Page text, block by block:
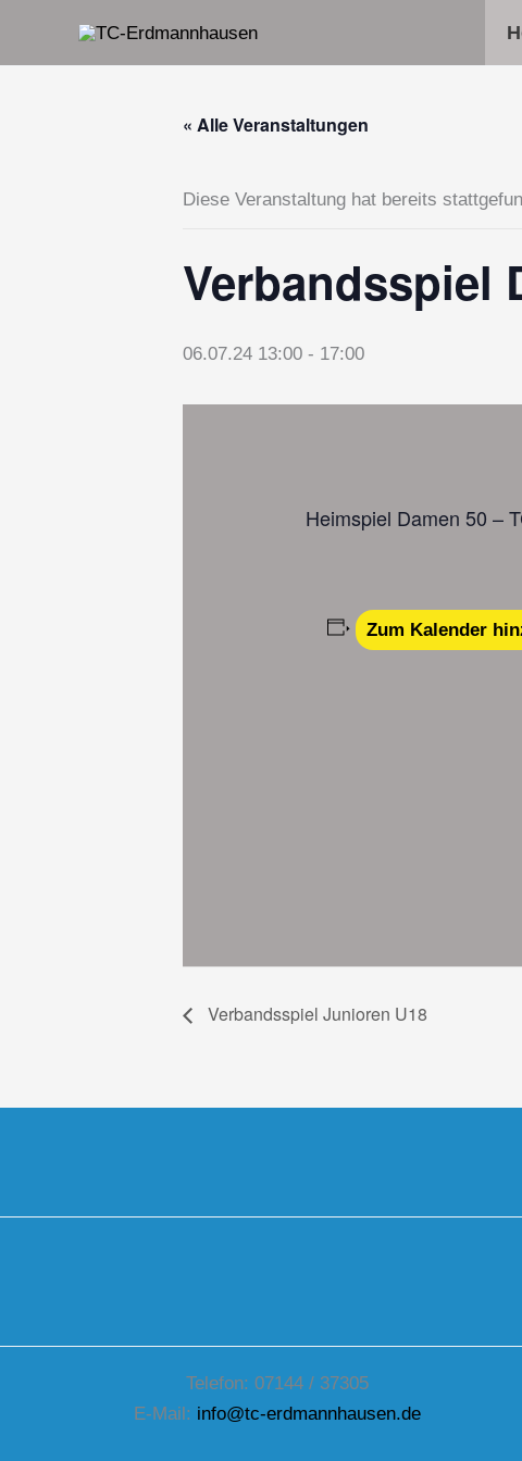
« Alle Veranstaltungen
Diese Veranstaltung hat bereits
Verbandsspiel
06.07.24 13:00 - 17:00
Heimspiel Damen 50 –
Zum Kalender
Verbandsspiel Junioren U18
Telefon: 07144 / 37305
E-Mail: info@tc-erdmannhausen.de